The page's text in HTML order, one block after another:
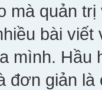
mà quản
bài
mình. Hầu
đơn giản